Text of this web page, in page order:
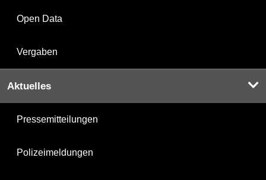
Open Data
Vergaben
Aktuelles
Pressemitteilungen
Polizeimeldungen